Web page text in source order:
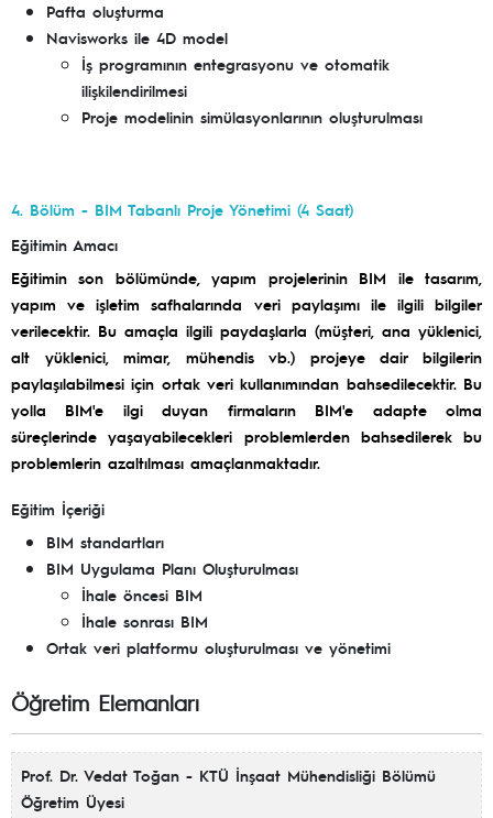
Pafta oluşturma
Navisworks ile 4D model
İş programının entegrasyonu ve otomatik
ilişkilendirilmesi
Proje modelinin simülasyonlarının oluşturulması
4. Bölüm - BIM Tabanlı Proje Yönetimi (4 Saat)
Eğitimin Amacı
Eğitimin son bölümünde, yapım projelerinin BIM ile tasarım,
yapım ve işletim safhalarında veri paylaşımı ile ilgili bilgiler
verilecektir. Bu amaçla ilgili paydaşlarla (müşteri, ana yüklenici,
alt yüklenici, mimar, mühendis vb.) projeye dair bilgilerin
paylaşılabilmesi için ortak veri kullanımından bahsedilecektir. Bu
yolla BIM'e ilgi duyan firmaların BIM'e adapte olma
süreçlerinde yaşayabilecekleri problemlerden bahsedilerek bu
problemlerin azaltılması amaçlanmaktadır.
Eğitim İçeriği
BIM standartları
BIM Uygulama Planı Oluşturulması
İhale öncesi BIM
İhale sonrası BIM
Ortak veri platformu oluşturulması ve yönetimi
Öğretim Elemanları
Prof. Dr. Vedat Toğan - KTÜ İnşaat Mühendisliği Bölümü
Öğretim Üyesi